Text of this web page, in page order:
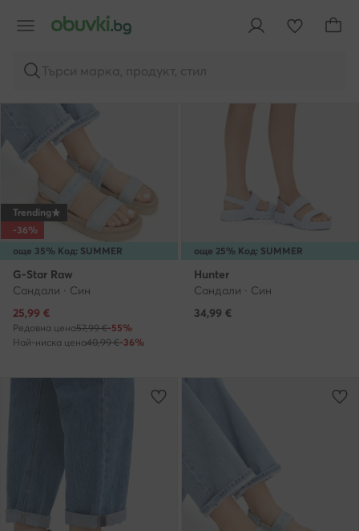
Търси марка, продукт, стил
още 35% Код: SUMMER
Trending
-36%
G-Star Raw
Сандали · Син
Актуална цена
25,99 €
Редовна цена57,99 €-55%
Най-ниска цена40,99 €-36%
още 25% Код: SUMMER
Hunter
Сандали · Син
34,99 €